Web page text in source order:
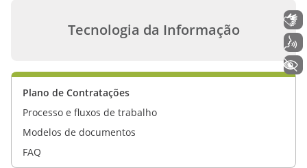
Plano de Contratações -
Tecnologia da Informação
Plano de Contratações
Processo e fluxos de trabalho
Modelos de documentos
FAQ